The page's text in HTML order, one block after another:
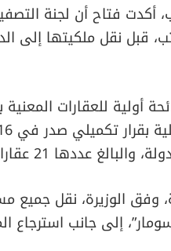
أكدت فتاح أن لجنة
قبل نقل ملكيتها إلى
عددها 21 عقارا.
وفق الوزيرة، نقل جميع
إلى جانب استرجاع